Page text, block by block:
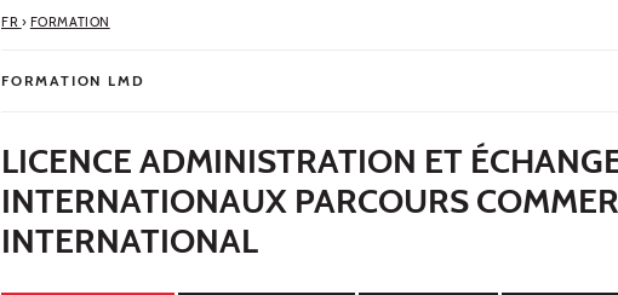
FR › FORMATION
FORMATION LMD
LICENCE ADMINISTRATION ET
INTERNATIONAUX PARCOURS
INTERNATIONAL